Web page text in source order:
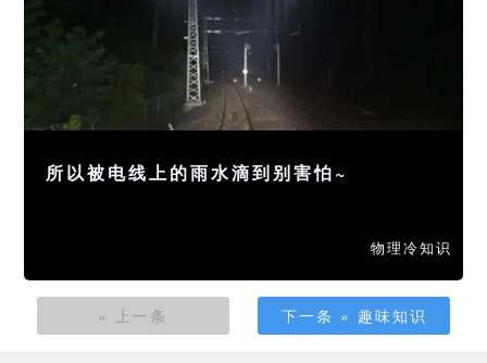
所以被电线上的雨水滴到别害怕~
物理冷知识
« 上一条 下一条 » 趣味知识